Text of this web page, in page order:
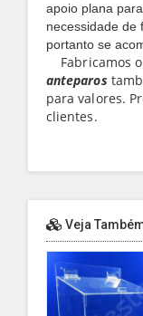
apoio plana
necessidade de
portanto se
Fabricamos
anteparos
para valores.
clientes.
Veja